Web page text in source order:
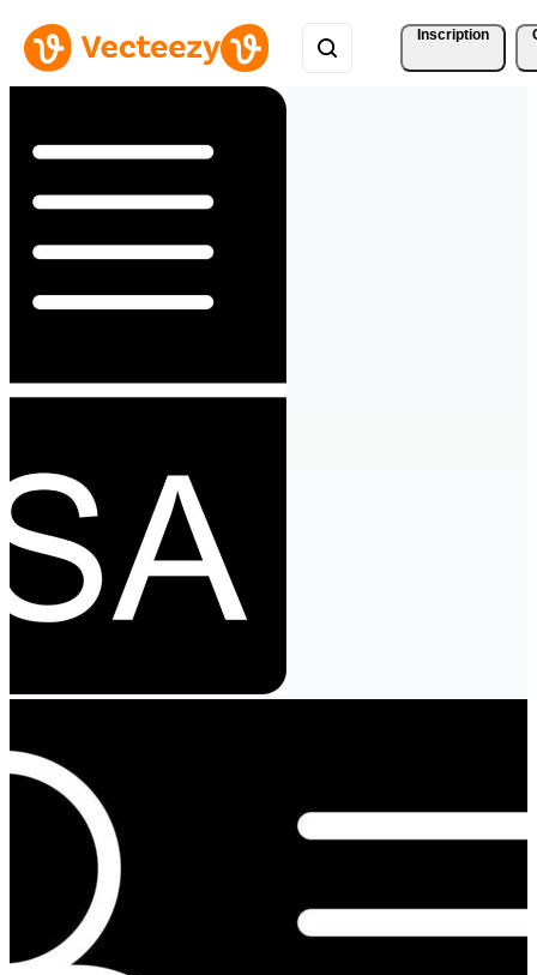
Inscription